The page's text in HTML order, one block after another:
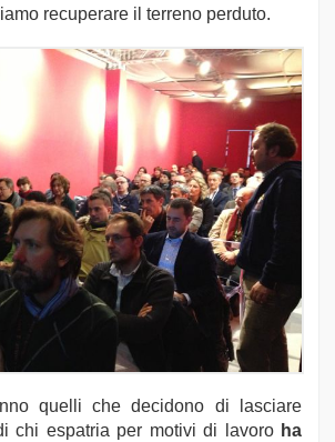
recuperare il terreno perduto.
quelli che decidono di lasciare
chi espatria per motivi di lavoro ha